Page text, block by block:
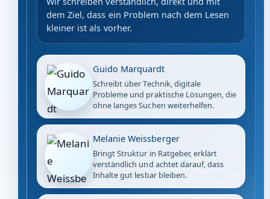
dem Ziel, dass ein Problem nach dem Lesen
kleiner ist als vorher.
Guido Marquardt
Schreibt über Technik, digitale
Probleme und praktische Lösungen, die
ohne langes Suchen weiterhelfen.
Melanie Weissberger
Bringt Struktur in Ratgeber, erklärt
verständlich und achtet darauf, dass
Inhalte gut lesbar bleiben.